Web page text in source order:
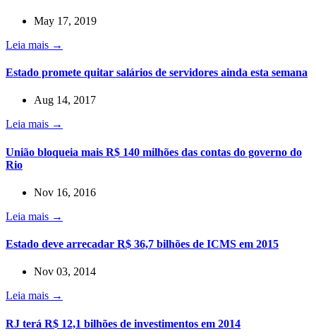
May 17, 2019
Leia mais →
Estado promete quitar salários de servidores ainda esta semana
Aug 14, 2017
Leia mais →
União bloqueia mais R$ 140 milhões das contas do governo do
Rio
Nov 16, 2016
Leia mais →
Estado deve arrecadar R$ 36,7 bilhões de ICMS em 2015
Nov 03, 2014
Leia mais →
RJ terá R$ 12,1 bilhões de investimentos em 2014